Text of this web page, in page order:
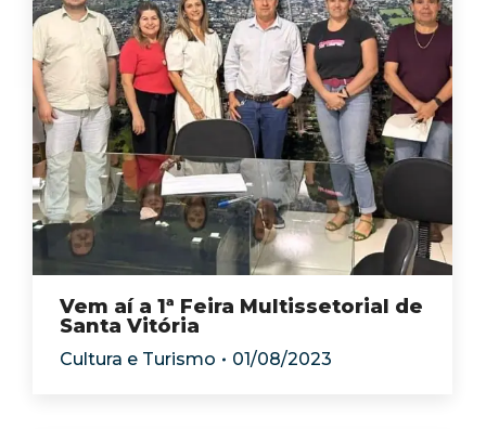
Vem aí a 1ª Feira Multissetorial de
Santa Vitória
Cultura e Turismo 01/08/2023